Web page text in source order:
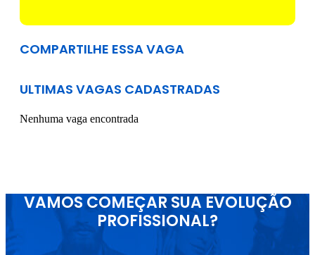
COMPARTILHE ESSA VAGA
ULTIMAS VAGAS CADASTRADAS
Nenhuma vaga encontrada
VAMOS COMEÇAR SUA EVOLUÇÃO
PROFISSIONAL?